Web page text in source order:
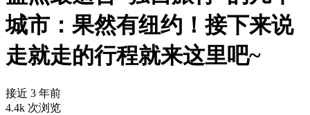
城市：果然有纽约！接下来说
走就走的行程就来这里吧~
接近 3 年前
4.4k 次浏览